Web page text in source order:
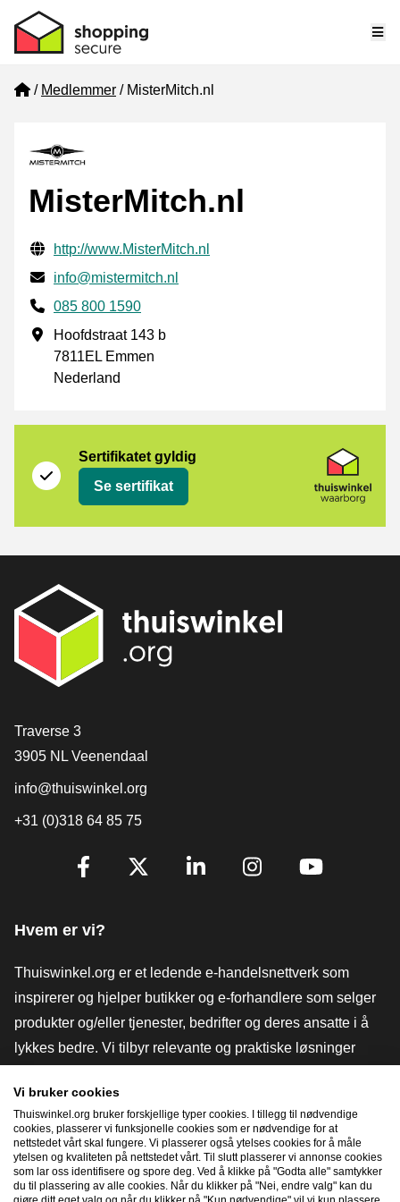
Home
Medlemmer MisterMitch.nl
MisterMitch.nl
Verifisert kontaktinformasjon
Website URL
http://www.MisterMitch.nl
E-post
info@mistermitch.nl
Phone number
085 800 1590
Forretningsadresse
Hoofdstraat 143 b
7811EL Emmen
Nederland
Sertifikatet gyldig
Se sertifikat
[_General:Contact]
Traverse 3
3905 NL Veenendaal
info@thuiswinkel.org
+31 (0)318 64 85 75
[_General:SocialMediaTitle]
Hvem er vi?
Thuiswinkel.org er et ledende e-handelsnettverk som
inspirerer og hjelper butikker og e-forhandlere som selger
produkter og/eller tjenester, bedrifter og deres ansatte i å
lykkes bedre. Vi tilbyr relevante og praktiske løsninger
verktøy og råd, advokatvirksomhet, markedsundersøkelser,
og har vår egen utdanningsplattform, Thuiswinkel e-
Academy.
Vi bruker cookies
Thuiswinkel.org bruker forskjellige typer cookies. I tillegg til nødvendige
cookies, plasserer vi funksjonelle cookies som er nødvendige for at
nettstedet vårt skal fungere. Vi plasserer også ytelses cookies for å måle
ytelsen og kvaliteten på nettstedet vårt. Til slutt plasserer vi annonse cookies
som lar oss identifisere og spore deg. Ved å klikke på "Godta alle" samtykker
du til plassering av alle cookies. Når du klikker på "Nei, endre valg" kan du